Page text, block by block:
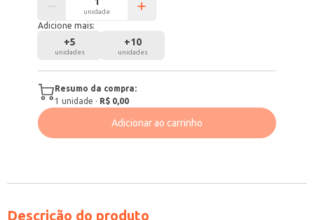
unidade
Adicione mais:
+5
unidades
+10
unidades
Resumo da compra:
1 unidade · R$ 0,00
Adicionar ao carrinho
Descrição do produto